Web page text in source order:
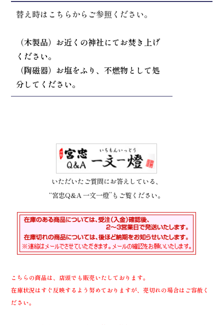
替え時はこちらからご参照ください。
（木製品）お近くの神社にてお焚き上げ
ください。
（陶磁器）お塩をふり、不燃物として処
分してください。
いただいたご質問にお答えしている、
“宮忠Q&A 一文一燈”もご覧ください。
こちらの商品は、店頭でも販売いたしております。
在庫状況はすぐ反映するよう努めておりますが、売切れの場合はご容赦く
ださい。